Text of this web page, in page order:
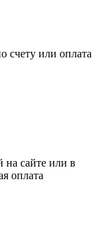
счету или оплата
на сайте или в
оплата